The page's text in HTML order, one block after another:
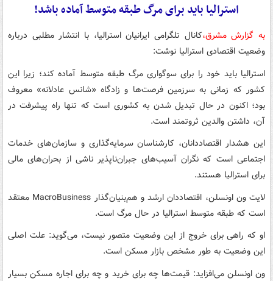
استرالیا باید برای مرگ طبقه متوسط آماده باشد!
به گزارش مشرق،کانال تلگرامی ایرانیان استرالیا، با انتشار مطلبی درباره
وضعیت اقتصادی استرالیا نوشت:
استرالیا باید خود را برای سوگواری مرگ طبقه‌ متوسط آماده کند؛ زیرا این
کشور که زمانی به سرزمین فرصت‌ها و زادگاه «شانس عادلانه» معروف
بود؛ اکنون در حال تبدیل شدن به کشوری است که تنها راه پیشرفت در
آن، داشتن والدین ثروتمند است.
این هشدار اقتصاددانان، کارشناسان سرمایه‌گذاری و سازمان‌های خدمات
اجتماعی است که نگران آسیب‌های جبران‌ناپذیر ناشی از بحران‌های مالی
برای استرالیا هستند.
لایت ون اونسلن، اقتصاددان ارشد و هم‌بنیان‌گذار MacroBusiness معتقد
است که طبقه متوسط استرالیا در حال مرگ است.
او که راهی برای خروج از این وضعیت متصور نیست، می‌گوید: علت اصلی
این وضعیت به طور مشخص بازار مسکن است.
ون‌ اونسلن می‌افزاید: قیمت‌ها چه برای خرید و چه برای اجاره مسکن بسیار